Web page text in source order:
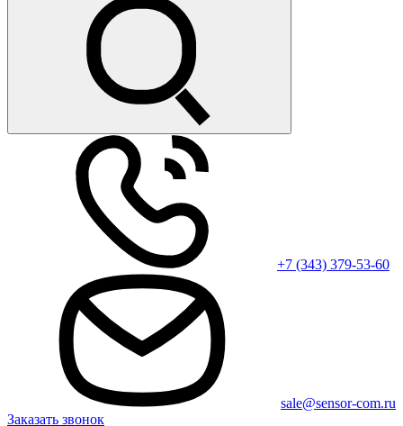
+7 (343) 379-53-60
sale@sensor-com.ru
Заказать звонок